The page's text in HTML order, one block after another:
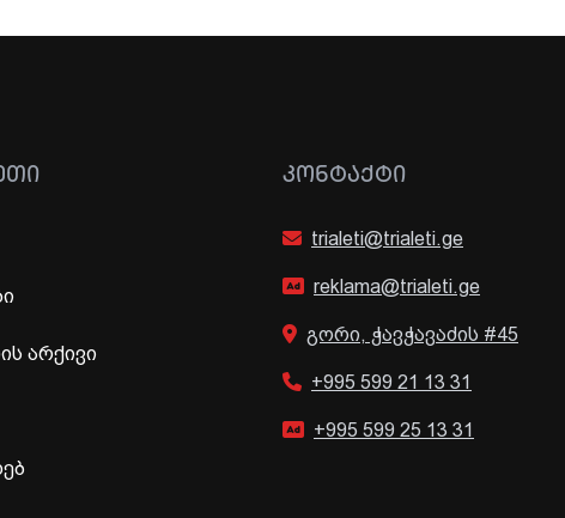
არქივი
ᲙᲝᲜᲢᲐᲥᲢᲘ
trialeti@trialeti.ge
reklama@trialeti.ge
გორი, ჭავჭავაძის #45
+995 599 21 13 31
+995 599 25 13 31